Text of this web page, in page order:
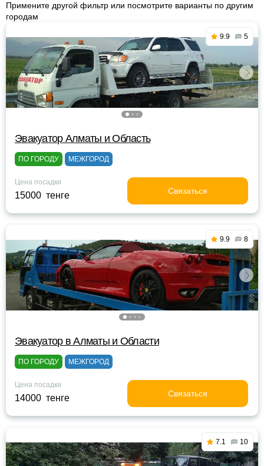
Примените другой фильтр или посмотрите варианты по другим
городам
9.9 5
Эвакуатор Алматы и Область
ПО ГОРОДУ МЕЖГОРОД
Цена посадки
15000 тенге Связаться
9.9 8
Эвакуатор в Алматы и Области
ПО ГОРОДУ МЕЖГОРОД
Цена посадки
14000 тенге Связаться
7.1 10